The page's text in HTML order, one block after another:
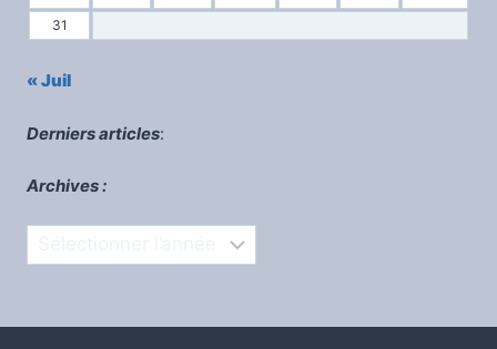
31
« Juil
Derniers articles:
Archives :